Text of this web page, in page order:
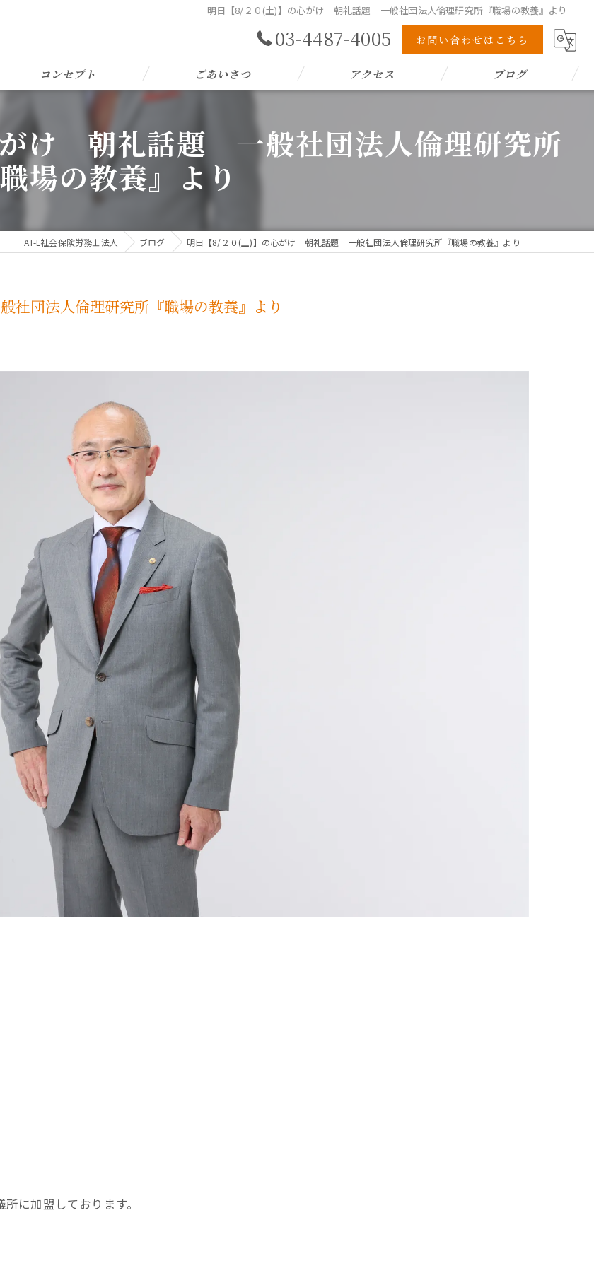
明日【8/２０(土)】の心がけ 朝礼話題 一般社団法人倫理研究所『職場の教養』より
03-4487-4005 お問い合わせはこちら
コンセプト ごあいさつ アクセス ブログ
け 朝礼話題 一般社団法人倫理研究所
職場の教養』より
AT-L社会保険労務士法人 ブログ 明日【8/２０(土)】の心がけ 朝礼話題 一般社団法人倫理研究所『職場の教養』より
団法人倫理研究所『職場の教養』より
に加盟しております。